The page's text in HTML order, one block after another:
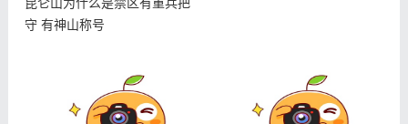
守 有神山称号